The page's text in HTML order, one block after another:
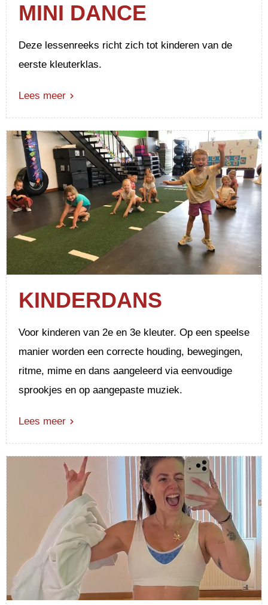
MINI DANCE
Deze lessenreeks richt zich tot kinderen van de
eerste kleuterklas.
Lees meer
KINDERDANS
Voor kinderen van 2e en 3e kleuter. Op een speelse
manier worden een correcte houding, bewegingen,
ritme, mime en dans aangeleerd via eenvoudige
sprookjes en op aangepaste muziek.
Lees meer